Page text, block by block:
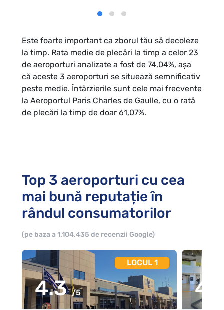
Este foarte important ca zborul tău să decoleze
la timp. Rata medie de plecări la timp a celor 23
de aeroporturi analizate a fost de 74,04%, așa
că aceste 3 aeroporturi se situează semnificativ
peste medie. Întârzierile sunt cele mai frecvente
la Aeroportul Paris Charles de Gaulle, cu o rată
de plecări la timp de doar 61,07%.
Top 3 aeroporturi cu cea
mai bună reputație în
rândul consumatorilor
(pe baza a 1.104.435 de recenzii Google)
4.3/5
LOCUL 1